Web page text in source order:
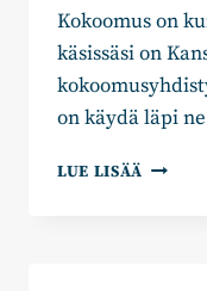
Kokoomus on
käsissäsi on
on käydä läpi
LUE LISÄÄ OPAS